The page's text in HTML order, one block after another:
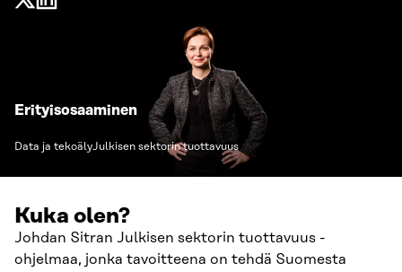
Erityisosaaminen
Data ja tekoälyJulkisen sektorin tuottavuus
Kuka olen?
Johdan Sitran Julkisen sektorin tuottavuus -
ohjelmaa, jonka tavoitteena on tehdä Suomesta